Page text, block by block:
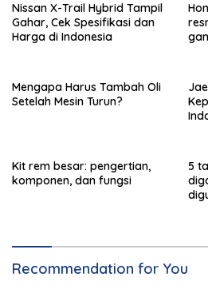
Nissan X-Trail Hybrid Tampil
Gahar, Cek Spesifikasi dan
Harga di Indonesia
Mengapa Harus Tambah Oli
Setelah Mesin Turun?
Kit rem besar: pengertian,
komponen, dan fungsi
5
Recommendation for You